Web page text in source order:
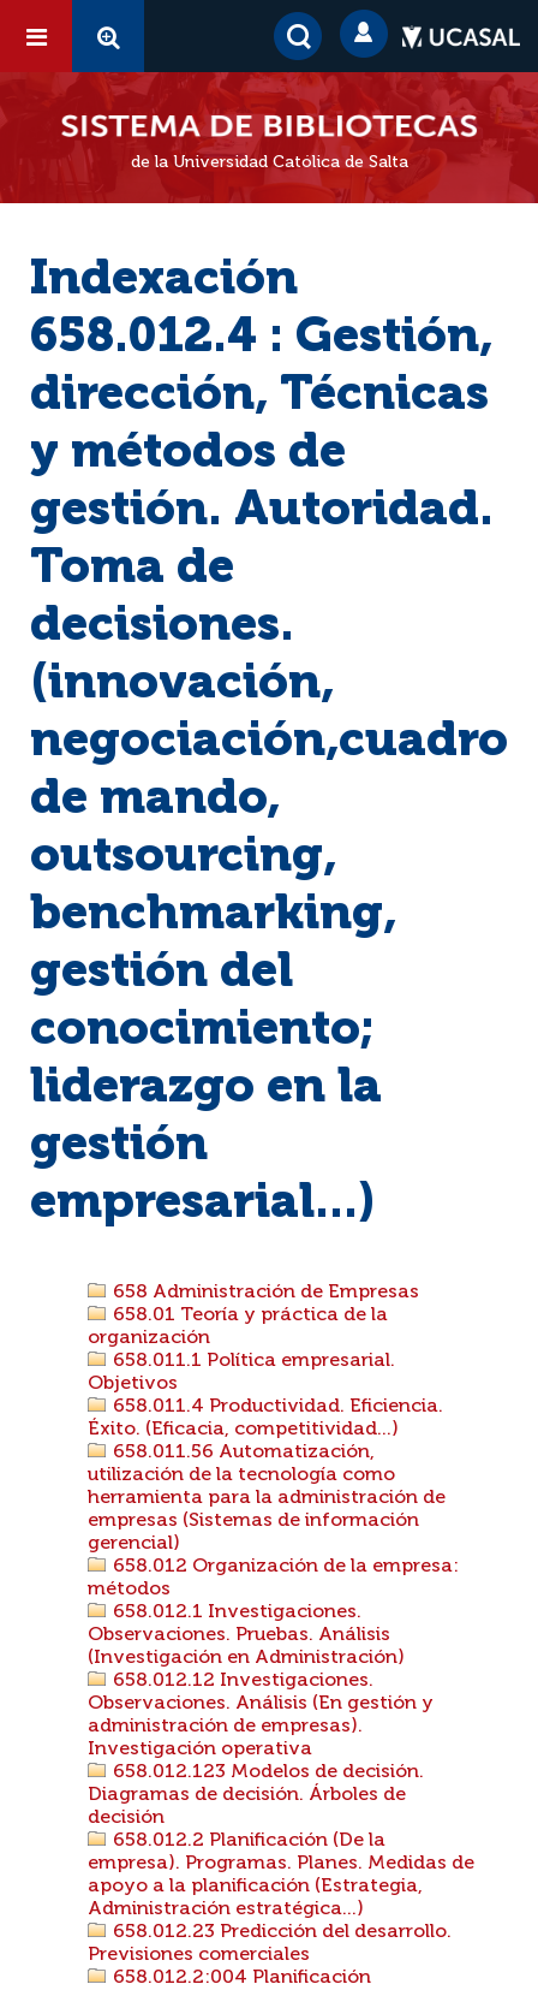
de la Universidad Católica de Salta
Indexación
658.012.4 : Gestión,
dirección, Técnicas
y métodos de
gestión. Autoridad.
Toma de
decisiones.
(innovación,
negociación,cuadro
de mando,
outsourcing,
benchmarking,
gestión del
conocimiento;
liderazgo en la
gestión
empresarial...)
658 Administración de Empresas
658.01 Teoría y práctica de la
organización
658.011.1 Política empresarial.
Objetivos
658.011.4 Productividad. Eficiencia.
Éxito. (Eficacia, competitividad...)
658.011.56 Automatización,
utilización de la tecnología como
herramienta para la administración de
empresas (Sistemas de información
gerencial)
658.012 Organización de la empresa:
métodos
658.012.1 Investigaciones.
Observaciones. Pruebas. Análisis
(Investigación en Administración)
658.012.12 Investigaciones.
Observaciones. Análisis (En gestión y
administración de empresas).
Investigación operativa
658.012.123 Modelos de decisión.
Diagramas de decisión. Árboles de
decisión
658.012.2 Planificación (De la
empresa). Programas. Planes. Medidas de
apoyo a la planificación (Estrategia,
Administración estratégica...)
658.012.23 Predicción del desarrollo.
Previsiones comerciales
658.012.2:004 Planificación